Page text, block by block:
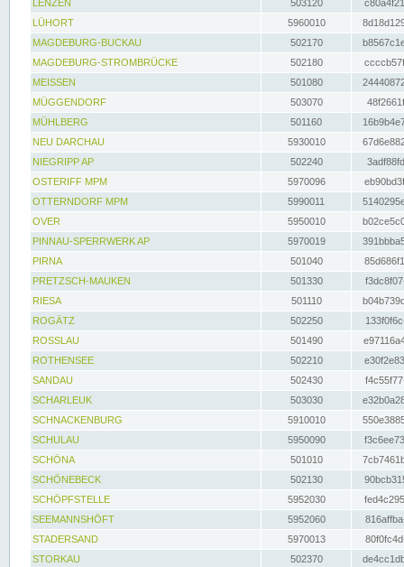
LENZEN
503120
LÜHORT
5960010
MAGDEBURG-BUCKAU
502170
MAGDEBURG-STROMBRÜCKE
502180
MEISSEN
501080
MÜGGENDORF
503070
MÜHLBERG
501160
NEU DARCHAU
5930010
NIEGRIPP AP
502240
OSTERIFF MPM
5970096
OTTERNDORF MPM
5990011
OVER
5950010
PINNAU-SPERRWERK AP
5970019
PIRNA
501040
PRETZSCH-MAUKEN
501330
RIESA
501110
ROGÄTZ
502250
ROSSLAU
501490
ROTHENSEE
502210
SANDAU
502430
SCHARLEUK
503030
SCHNACKENBURG
5910010
SCHULAU
5950090
SCHÖNA
501010
SCHÖNEBECK
502130
SCHÖPFSTELLE
5952030
SEEMANNSHÖFT
5952060
STADERSAND
5970013
STORKAU
502370